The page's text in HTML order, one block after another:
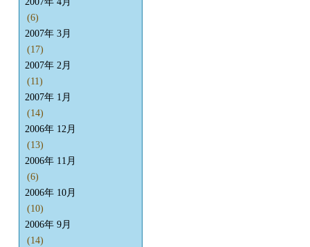
(6)
2007年 3月
(17)
2007年 2月
(11)
2007年 1月
(14)
2006年 12月
(13)
2006年 11月
(6)
2006年 10月
(10)
2006年 9月
(14)